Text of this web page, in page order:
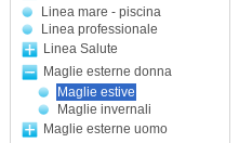
Linea mare - piscina
Linea professionale
Linea Salute
Maglie esterne donna
Maglie estive
Maglie invernali
Maglie esterne uomo